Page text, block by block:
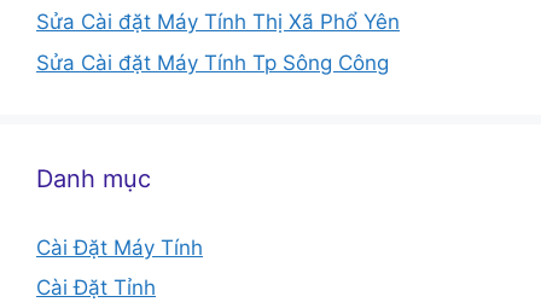
Sửa Cài đặt Máy Tính Thị Xã Phổ Yên
Sửa Cài đặt Máy Tính Tp Sông Công
Danh mục
Cài Đặt Máy Tính
Cài Đặt Tỉnh